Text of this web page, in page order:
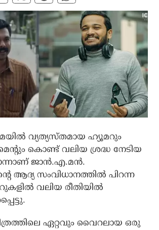
വ്യത്യസ്തമായ ഹ്യൂമറും
കൊണ്ട് വലിയ ശ്രദ്ധ നേടിയ
ജാൻ.എ.മൻ.
ആദ്യ സംവിധാനത്തിൽ പിറന്ന
വലിയ രീതിയിൽ
ഏറ്റവും വൈറലായ ഒരു